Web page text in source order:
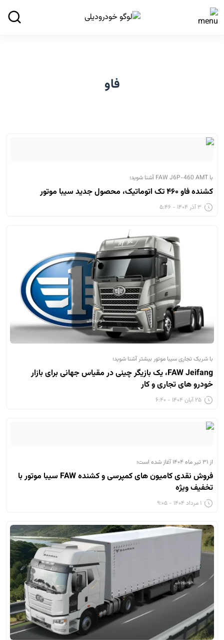
فاو
با FAW J6P-460 AMT آشنا شوید؛
کشنده فاو ۴۶۰ تک اتوماتیک، محصول جدید سیبا موتور
۳ آذر ۱۴۰۴ - ۵:۴۶
با شریک تجاری سیبا موتور بیشتر آشنا شوید؛
FAW Jeifang، یک بازیگر چینی در مقیاس جهانی برای بازار
خودرو های تجاری و کار
۲۵ آبان ۱۴۰۴ - ۶:۴۰
از ۳۱ تیر ماه ۱۴۰۴ آغاز شده است؛
فروش نقدی کامیون های کمپرسی و کشنده FAW سیبا موتور با
تخفیف ویژه
۱ مرداد ۱۴۰۴ - ۹:۰۵